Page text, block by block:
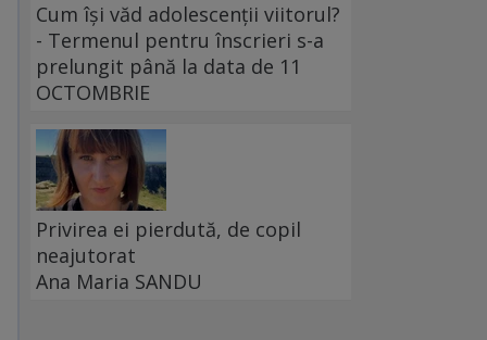
Cum își văd adolescenții viitorul?
- Termenul pentru înscrieri s-a
prelungit până la data de 11
OCTOMBRIE
Privirea ei pierdută, de copil
neajutorat
Ana Maria SANDU